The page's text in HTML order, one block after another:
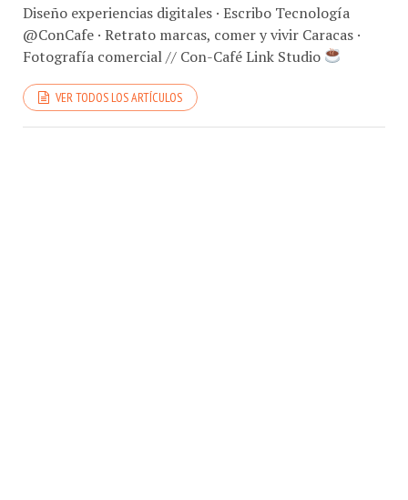
Diseño experiencias digitales · Escribo Tecnología
@ConCafe · Retrato marcas, comer y vivir Caracas ·
Fotografía comercial // Con-Café Link Studio
VER TODOS LOS ARTÍCULOS